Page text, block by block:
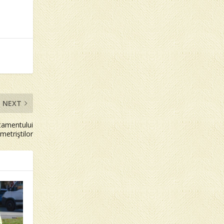
NEXT